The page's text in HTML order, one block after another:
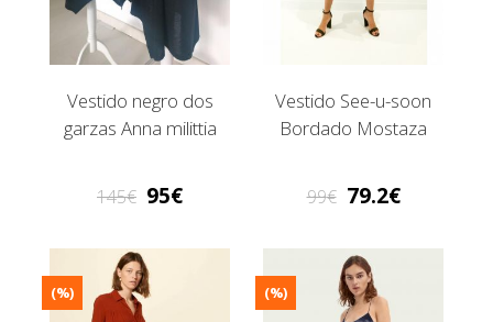
Vestido negro dos
garzas Anna milittia
145 95
Vestido See-u-soon
Bordado Mostaza
99 79.2
(%) (%)